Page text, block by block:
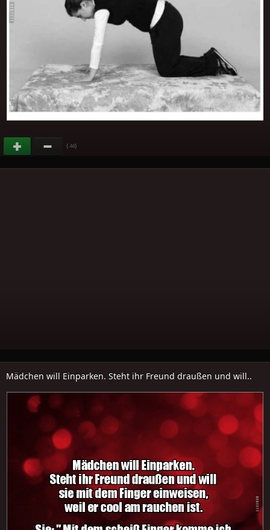
(-44)
Mädchen will Einparken. Steht ihr Freund draußen und will..